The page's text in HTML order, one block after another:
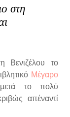
στη
Βενιζέλου το
Μέγαρο
το πολύ
απέναντί